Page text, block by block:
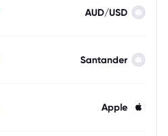
AUD/USD
Santander
Apple